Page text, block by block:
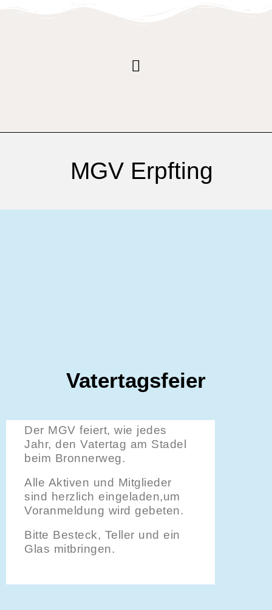
MGV Erpfting
Vatertagsfeier
Der MGV feiert, wie jedes
Jahr, den Vatertag am Stadel
beim Bronnerweg.
Alle Aktiven und Mitglieder
sind herzlich eingeladen,um
Voranmeldung wird gebeten.
Bitte Besteck, Teller und ein
Glas mitbringen.